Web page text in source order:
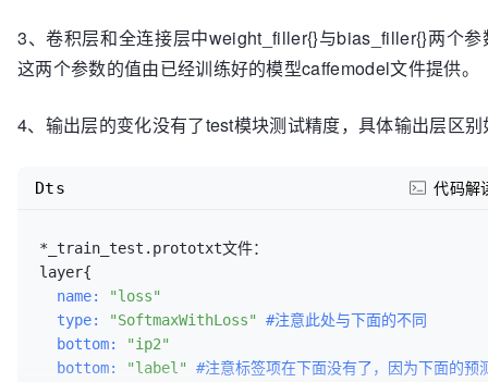
3、卷积层和全连接层中weight_filler{}与bias_filler{}两个
这两个参数的值由已经训练好的模型caffemodel文件提供。
4、输出层的变化没有了test模块测试精度，具体输出层区
*_train_test.prototxt文件：
layer{
  name:
"loss"
  type:
"SoftmaxWithLoss"
#注意此处与下面的不同
  bottom:
"ip2"
  bottom:
"label"
#注意标签项在下面没有了，因为下面的预
Dts 代码解